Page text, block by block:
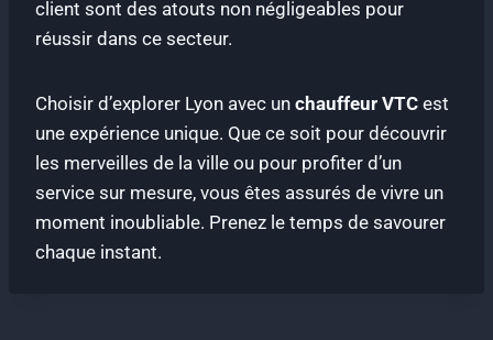
client sont des atouts non négligeables pour
réussir dans ce secteur.
Choisir d’explorer Lyon avec un chauffeur VTC est
une expérience unique. Que ce soit pour découvrir
les merveilles de la ville ou pour profiter d’un
service sur mesure, vous êtes assurés de vivre un
moment inoubliable. Prenez le temps de savourer
chaque instant.